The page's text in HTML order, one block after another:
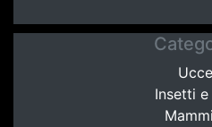
Insetti e